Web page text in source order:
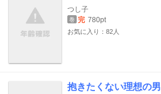
つし子
巻 完 780pt
お気に入り：82人
抱きたくない理想の男